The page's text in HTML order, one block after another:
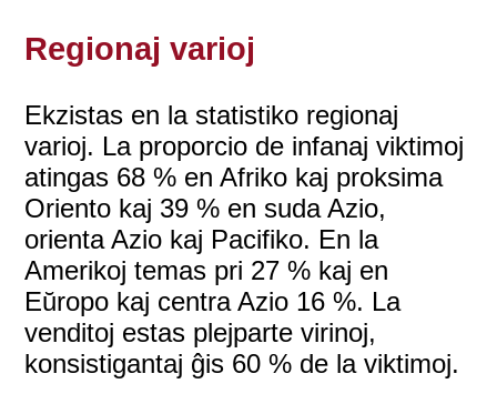
Regionaj varioj
Ekzistas en la statistiko regionaj
varioj. La proporcio de infanaj viktimoj
atingas 68 % en Afriko kaj proksima
Oriento kaj 39 % en suda Azio,
orienta Azio kaj Pacifiko. En la
Amerikoj temas pri 27 % kaj en
Eŭropo kaj centra Azio 16 %. La
venditoj estas plejparte virinoj,
konsistigantaj ĝis 60 % de la viktimoj.